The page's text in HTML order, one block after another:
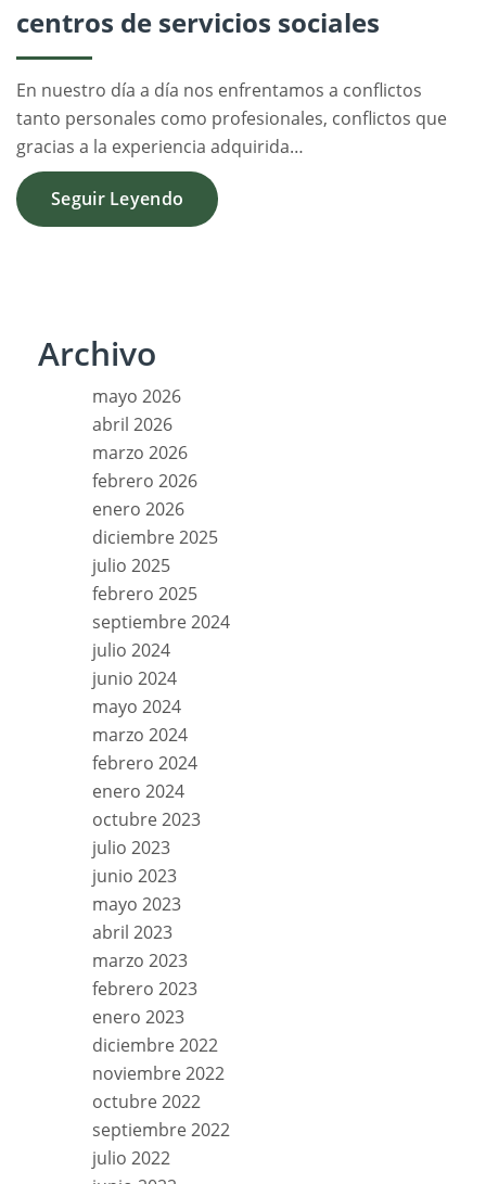
centros de servicios sociales
En nuestro día a día nos enfrentamos a conflictos
tanto personales como profesionales, conflictos que
gracias a la experiencia adquirida…
Seguir Leyendo
Archivo
mayo 2026
abril 2026
marzo 2026
febrero 2026
enero 2026
diciembre 2025
julio 2025
febrero 2025
septiembre 2024
julio 2024
junio 2024
mayo 2024
marzo 2024
febrero 2024
enero 2024
octubre 2023
julio 2023
junio 2023
mayo 2023
abril 2023
marzo 2023
febrero 2023
enero 2023
diciembre 2022
noviembre 2022
octubre 2022
septiembre 2022
julio 2022